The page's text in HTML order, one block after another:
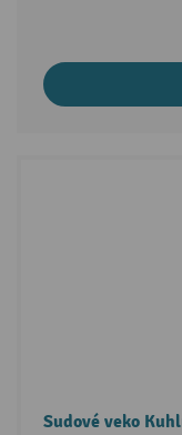
Sudové veko